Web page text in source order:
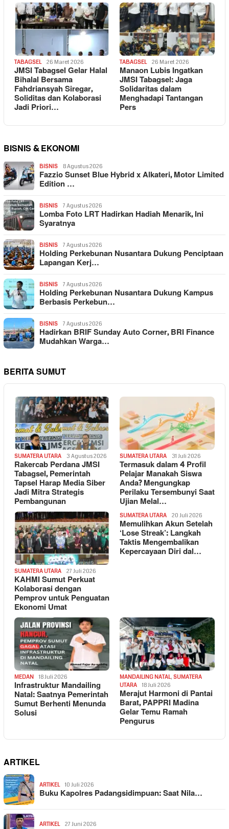
TABAGSEL 26 Maret 2026
JMSI Tabagsel Gelar Halal
Bihalal Bersama
Fahdriansyah Siregar,
Soliditas dan Kolaborasi
Jadi Priori…
TABAGSEL 26 Maret 2026
Manaon Lubis Ingatkan
JMSI Tabagsel: Jaga
Solidaritas dalam
Menghadapi Tantangan
Pers
BISNIS & EKONOMI
BISNIS 8 Agustus 2026
Fazzio Sunset Blue Hybrid x Alkateri, Motor Limited
Edition …
BISNIS 7 Agustus 2026
Lomba Foto LRT Hadirkan Hadiah Menarik, Ini
Syaratnya
BISNIS 7 Agustus 2026
Holding Perkebunan Nusantara Dukung Penciptaan
Lapangan Kerj…
BISNIS 7 Agustus 2026
Holding Perkebunan Nusantara Dukung Kampus
Berbasis Perkebun…
BISNIS 7 Agustus 2026
Hadirkan BRIF Sunday Auto Corner, BRI Finance
Mudahkan Warga…
BERITA SUMUT
SUMATERA UTARA 3 Agustus 2026
Rakercab Perdana JMSI
Tabagsel, Pemerintah
Tapsel Harap Media Siber
Jadi Mitra Strategis
Pembangunan
SUMATERA UTARA 31 Juli 2026
Termasuk dalam 4 Profil
Pelajar Manakah Siswa
Anda? Mengungkap
Perilaku Tersembunyi Saat
Ujian Melal…
SUMATERA UTARA 27 Juli 2026
KAHMI Sumut Perkuat
Kolaborasi dengan
Pemprov untuk Penguatan
Ekonomi Umat
SUMATERA UTARA 20 Juli 2026
Memulihkan Akun Setelah
‘Lose Streak’: Langkah
Taktis Mengembalikan
Kepercayaan Diri dal…
MEDAN 18 Juli 2026
Infrastruktur Mandailing
Natal: Saatnya Pemerintah
Sumut Berhenti Menunda
Solusi
MANDAILING NATAL, SUMATERA
UTARA
18 Juli 2026
Merajut Harmoni di Pantai
Barat, PAPPRI Madina
Gelar Temu Ramah
Pengurus
ARTIKEL
ARTIKEL 10 Juli 2026
Buku Kapolres Padangsidimpuan: Saat Nila…
ARTIKEL 27 Juni 2026